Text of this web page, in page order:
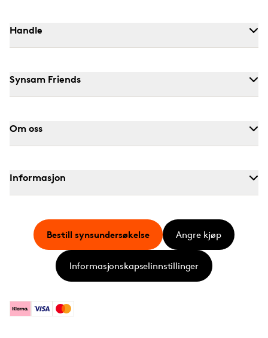
Handle
Synsam Friends
Om oss
Informasjon
KlarnaVisa Mastercard
Bestill synsundersøkelse Angre kjøp
Informasjonskapselinnstillinger